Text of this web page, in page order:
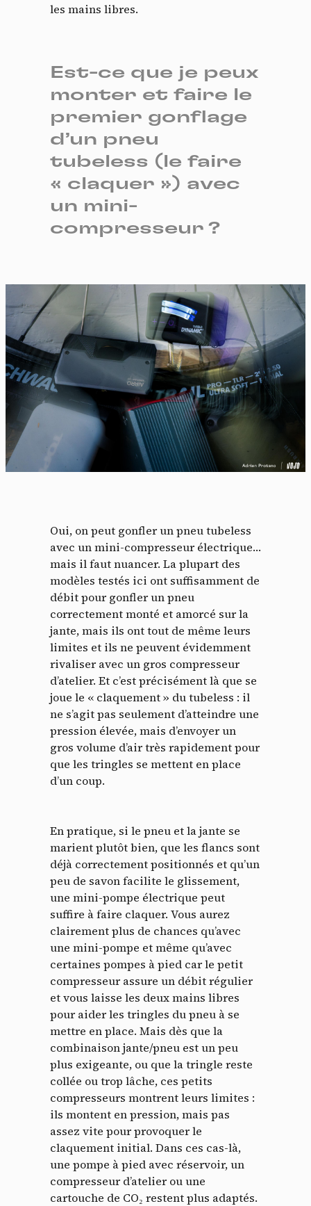
les mains libres.
Est-ce que je peux
monter et faire le
premier gonflage
d’un pneu
tubeless (le faire
« claquer ») avec
un mini-
compresseur ?
Oui, on peut gonfler un pneu tubeless
avec un mini-compresseur électrique…
mais il faut nuancer. La plupart des
modèles testés ici ont suffisamment de
débit pour gonfler un pneu
correctement monté et amorcé sur la
jante, mais ils ont tout de même leurs
limites et ils ne peuvent évidemment
rivaliser avec un gros compresseur
d’atelier. Et c’est précisément là que se
joue le « claquement » du tubeless : il
ne s’agit pas seulement d’atteindre une
pression élevée, mais d’envoyer un
gros volume d’air très rapidement pour
que les tringles se mettent en place
d’un coup.
En pratique, si le pneu et la jante se
marient plutôt bien, que les flancs sont
déjà correctement positionnés et qu’un
peu de savon facilite le glissement,
une mini-pompe électrique peut
suffire à faire claquer. Vous aurez
clairement plus de chances qu’avec
une mini-pompe et même qu’avec
certaines pompes à pied car le petit
compresseur assure un débit régulier
et vous laisse les deux mains libres
pour aider les tringles du pneu à se
mettre en place. Mais dès que la
combinaison jante/pneu est un peu
plus exigeante, ou que la tringle reste
collée ou trop lâche, ces petits
compresseurs montrent leurs limites :
ils montent en pression, mais pas
assez vite pour provoquer le
claquement initial. Dans ces cas-là,
une pompe à pied avec réservoir, un
compresseur d’atelier ou une
cartouche de CO₂ restent plus adaptés.